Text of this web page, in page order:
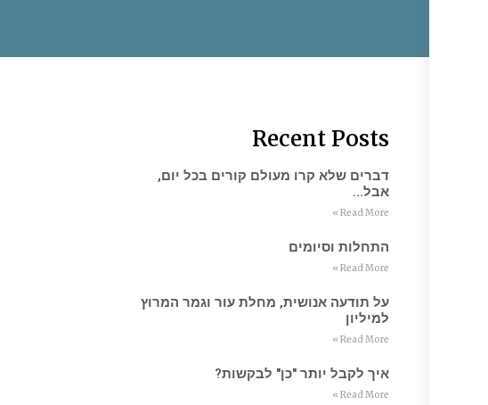
Recent Posts
דברים שלא קרו מעולם קורים בכל יום,
אבל…
Read More »
התחלות וסיומים
Read More »
על תודעה אנושית, מחלת עור וגמר המרוץ
למיליון
Read More »
איך לקבל יותר "כן" לבקשות?
Read More »